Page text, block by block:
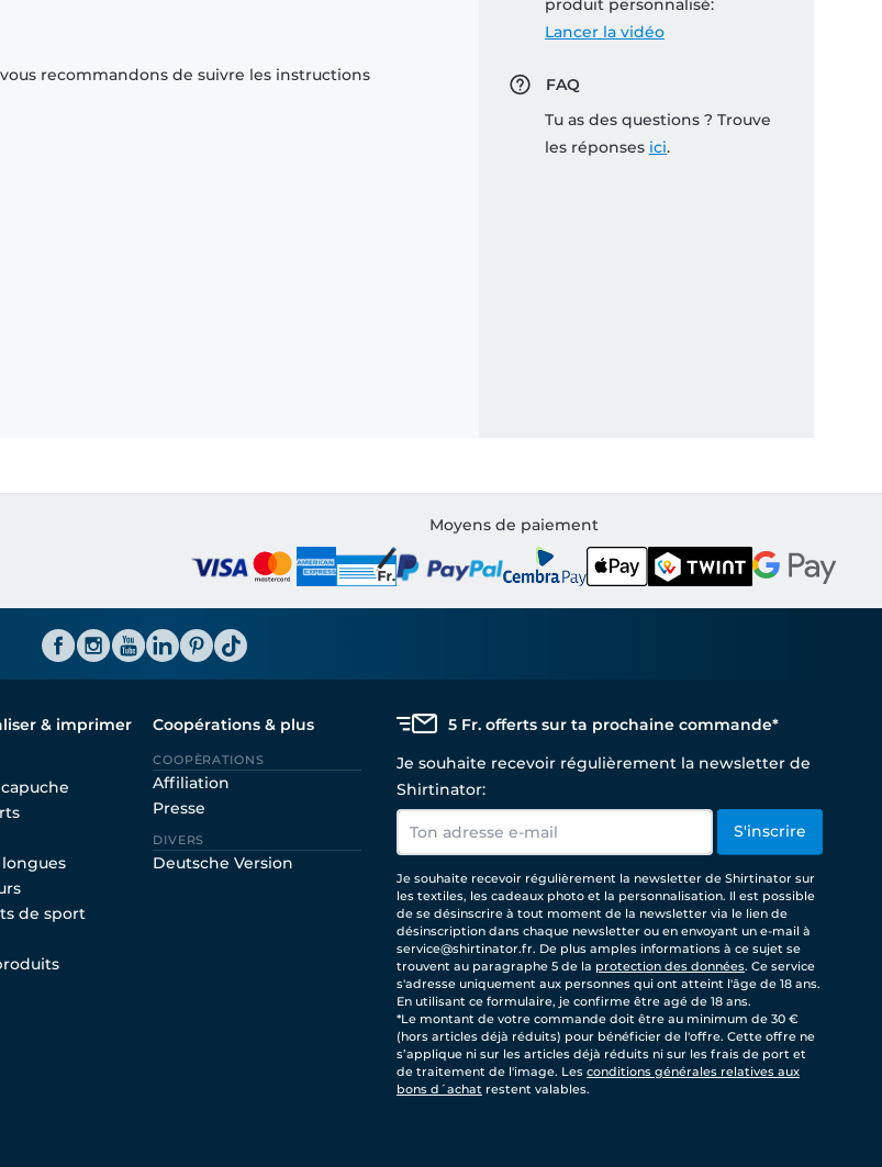
recommandons de suivre les instructions
produit personnalisé:
Lancer la vidéo
FAQ
Tu as des questions ? Trouve
les réponses ici.
Moyens de paiement
& imprimer
de sport
Coopérations & plus
COOPÈRATIONS
Affiliation
Presse
DIVERS
Deutsche Version
5 Fr. offerts sur ta prochaine commande*
Je souhaite recevoir régulièrement la newsletter de
Shirtinator:
S'inscrire
Je souhaite recevoir régulièrement la newsletter de Shirtinator sur
les textiles, les cadeaux photo et la personnalisation. Il est possible
de se désinscrire à tout moment de la newsletter via le lien de
désinscription dans chaque newsletter ou en envoyant un e-mail à
service@shirtinator.fr. De plus amples informations à ce sujet se
trouvent au paragraphe 5 de la protection des données. Ce service
s'adresse uniquement aux personnes qui ont atteint l'âge de 18 ans.
En utilisant ce formulaire, je confirme être agé de 18 ans.
*Le montant de votre commande doit être au minimum de 30 €
(hors articles déjà réduits) pour bénéficier de l'offre. Cette offre ne
s’applique ni sur les articles déjà réduits ni sur les frais de port et
de traitement de l'image. Les conditions générales relatives aux
bons d´achat restent valables.